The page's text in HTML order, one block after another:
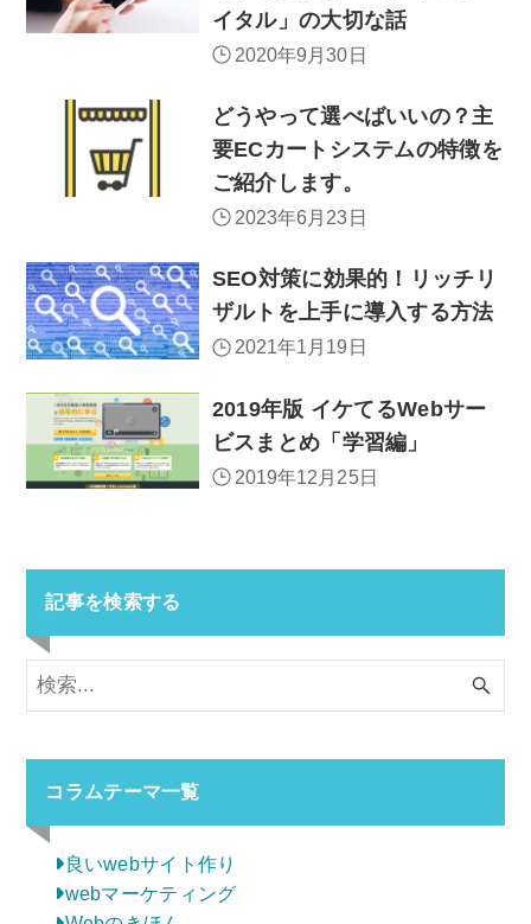
イタル」の大切な話
2020年9月30日
どうやって選べばいいの？主
要ECカートシステムの特徴を
ご紹介します。
2023年6月23日
SEO対策に効果的！リッチリ
ザルトを上手に導入する方法
2021年1月19日
2019年版 イケてるWebサー
ビスまとめ「学習編」
2019年12月25日
記事を検索する
コラムテーマ一覧
良いwebサイト作り
webマーケティング